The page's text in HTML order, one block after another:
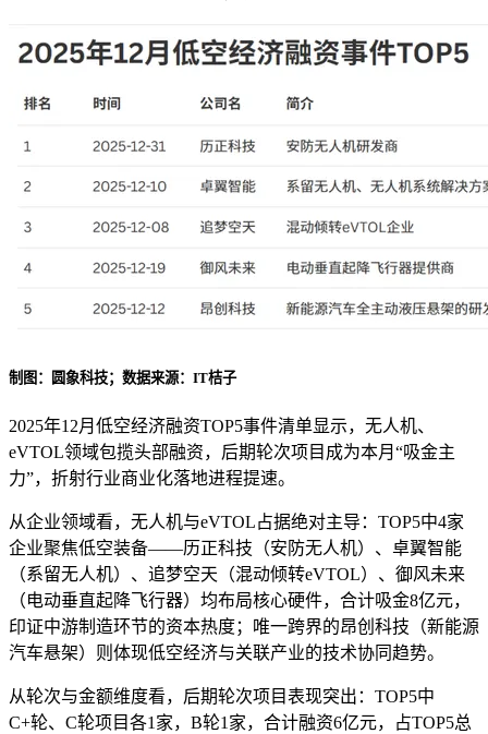
制图：圆象科技；数据来源：IT桔子
2025年12月低空经济融资TOP5事件清单显示，无人机、
eVTOL领域包揽头部融资，后期轮次项目成为本月“吸金主
力”，折射行业商业化落地进程提速。
从企业领域看，无人机与eVTOL占据绝对主导：TOP5中4家
企业聚焦低空装备——历正科技（安防无人机）、卓翼智能
（系留无人机）、追梦空天（混动倾转eVTOL）、御风未来
（电动垂直起降飞行器）均布局核心硬件，合计吸金8亿元，
印证中游制造环节的资本热度；唯一跨界的昂创科技（新能源
汽车悬架）则体现低空经济与关联产业的技术协同趋势。
从轮次与金额维度看，后期轮次项目表现突出：TOP5中
C+轮、C轮项目各1家，B轮1家，合计融资6亿元，占TOP5总